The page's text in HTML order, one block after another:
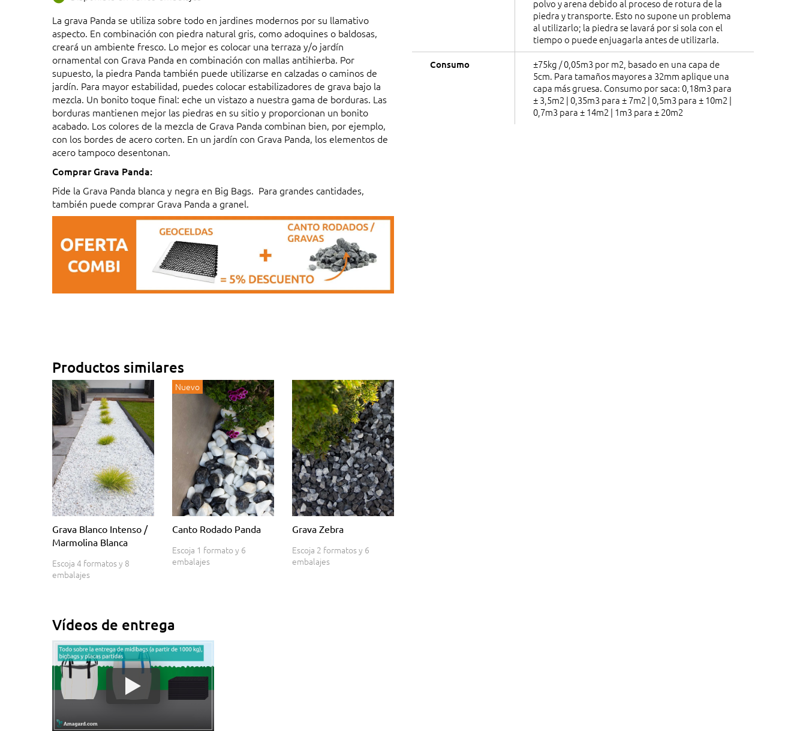
La grava Panda se utiliza sobre todo en jardines modernos por su llamativo
aspecto. En combinación con piedra natural gris, como adoquines o baldosas,
creará un ambiente fresco. Lo mejor es colocar una terraza y/o jardín
ornamental con Grava Panda en combinación con mallas antihierba. Por
supuesto, la piedra Panda también puede utilizarse en calzadas o caminos de
jardín. Para mayor estabilidad, puedes colocar estabilizadores de grava bajo la
mezcla. Un bonito toque final: eche un vistazo a nuestra gama de borduras. Las
borduras mantienen mejor las piedras en su sitio y proporcionan un bonito
acabado. Los colores de la mezcla de Grava Panda combinan bien, por ejemplo,
con los bordes de acero corten. En un jardín con Grava Panda, los elementos de
acero tampoco desentonan.
Comprar Grava Panda:
Pide la Grava Panda blanca y negra en Big Bags. Para grandes cantidades,
también puede comprar Grava Panda a granel.
polvo y arena debido al proceso de rotura de la
piedra y transporte. Esto no supone un problema
al utilizarlo; la piedra se lavará por si sola con el
tiempo o puede enjuagarla antes de utilizarla.
Consumo
±75kg / 0,05m3 por m2, basado en una capa de
5cm. Para tamaños mayores a 32mm aplique una
capa más gruesa. Consumo por saca: 0,18m3 para
± 3,5m2 | 0,35m3 para ± 7m2 | 0,5m3 para ± 10m2 |
0,7m3 para ± 14m2 | 1m3 para ± 20m2
Productos similares
Grava Blanco Intenso /
Marmolina Blanca
Escoja 4 formatos y 8
embalajes
Nuevo
Canto Rodado Panda
Escoja 1 formato y 6
embalajes
Grava Zebra
Escoja 2 formatos y 6
embalajes
Vídeos de entrega